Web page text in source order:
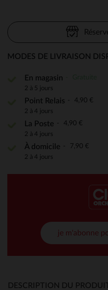
MODES DE LIVRAISON
En magasin
2 à 5 jours
Point Relais 4,90 €
2 à 4 jours
La Poste 4,90 €
2 à 4 jours
À domicile 7,90 €
2 à 4 jours
je m'abonne
DESCRIPTION DU